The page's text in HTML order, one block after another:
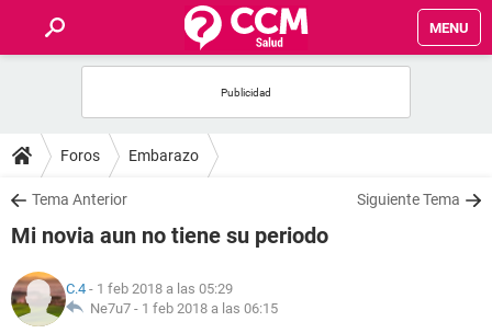
MENU
FOROS
SALUD
NUTRICIÓN
Foros Embarazo
Tema Anterior Siguiente Tema
Mi novia aun no tiene su periodo
C.4 - 1 feb 2018 a las 05:29
Ne7u7 - 1 feb 2018 a las 06:15